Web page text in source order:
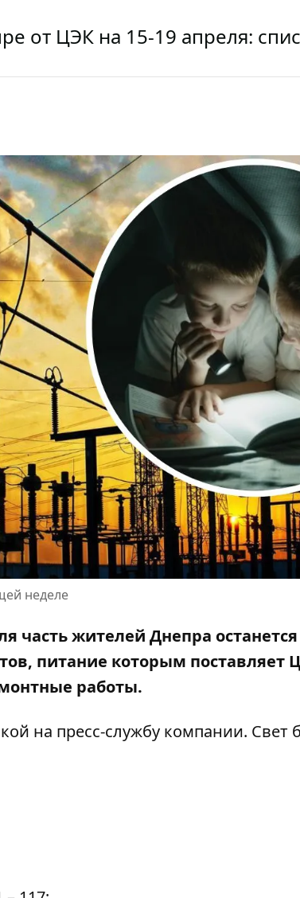
от ЦЭК на 15-19 апреля:
неделе
часть жителей Днепра останется
питание которым поставляет
работы.
на пресс-службу компании. Свет